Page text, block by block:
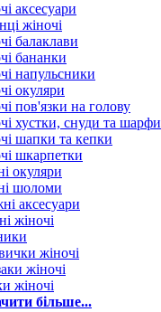
аксесуари
жіночі
балаклави
бананки
напульсники
окуляри
пов'язки на голову
хустки, снуди та шарфи
шапки та кепки
шкарпетки
окуляри
шоломи
аксесуари
жіночі
жіночі
жіночі
жіночі
більше...